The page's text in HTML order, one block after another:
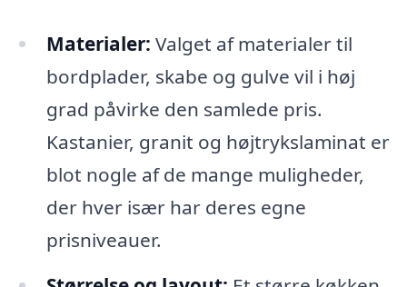
Materialer: Valget af materialer til
bordplader, skabe og gulve vil i høj
grad påvirke den samlede pris.
Kastanier, granit og højtrykslaminat er
blot nogle af de mange muligheder,
der hver især har deres egne
prisniveauer.